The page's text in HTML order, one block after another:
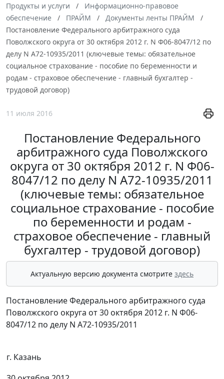
Продукты и услуги
Информационно-правовое
обеспечение
ПРАЙМ
Документы ленты ПРАЙМ
Постановление Федерального арбитражного суда
Поволжского округа от 30 октября 2012 г. N Ф06-8047/12 по
делу N А72-10935/2011 (ключевые темы: обязательное
социальное страхование - пособие по беременности и
родам - страховое обеспечение - главный бухгалтер -
трудовой договор)
11 июля 2016
Постановление Федерального
арбитражного суда Поволжского
округа от 30 октября 2012 г. N Ф06-
8047/12 по делу N А72-10935/2011
(ключевые темы: обязательное
социальное страхование - пособие
по беременности и родам -
страховое обеспечение - главный
бухгалтер - трудовой договор)
Актуальную версию документа смотрите здесь
Постановление Федерального арбитражного суда
Поволжского округа от 30 октября 2012 г. N Ф06-
8047/12 по делу N А72-10935/2011
г. Казань